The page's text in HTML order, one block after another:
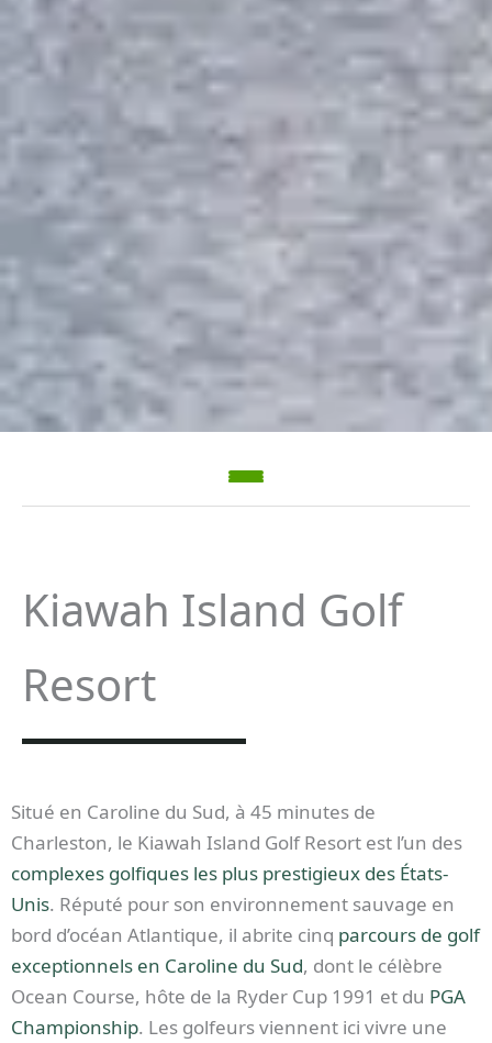
Kiawah Island Golf
Resort
Situé en Caroline du Sud, à 45 minutes de
Charleston, le Kiawah Island Golf Resort est l’un des
complexes golfiques les plus prestigieux des États-
Unis. Réputé pour son environnement sauvage en
bord d’océan Atlantique, il abrite cinq parcours de golf
exceptionnels en Caroline du Sud, dont le célèbre
Ocean Course, hôte de la Ryder Cup 1991 et du PGA
Championship. Les golfeurs viennent ici vivre une